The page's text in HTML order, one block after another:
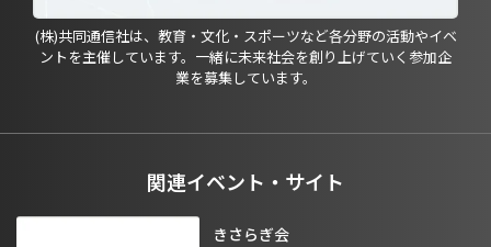
(株)共同通信社は、教育・文化・スポーツなど各分野の活動やイベ
ントを主催しています。一緒に未来社会を創り上げていく参加企
業を募集しています。
関連イベント・サイト
きさらぎ会